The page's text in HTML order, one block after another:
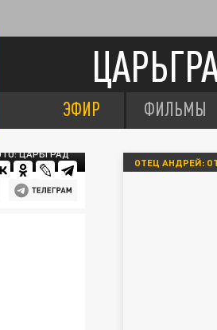
ЭФИР ФИЛЬМЫ
ЦАРЬГРАД
ОТЕЦ АНДРЕЙ: